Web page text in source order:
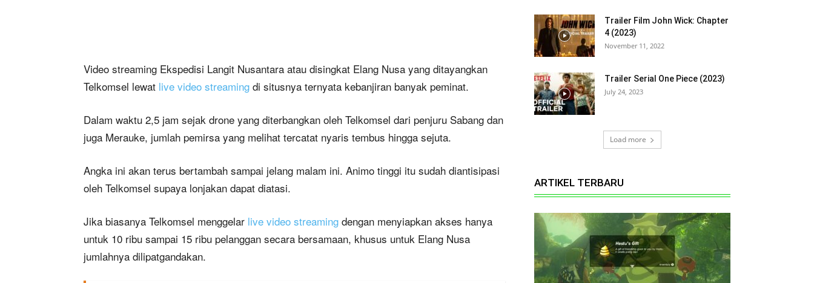
Video streaming Ekspedisi Langit Nusantara atau disingkat Elang Nusa yang ditayangkan
Telkomsel lewat live video streaming di situsnya ternyata kebanjiran banyak peminat.
Dalam waktu 2,5 jam sejak drone yang diterbangkan oleh Telkomsel dari penjuru Sabang dan
juga Merauke, jumlah pemirsa yang melihat tercatat nyaris tembus hingga sejuta.
Angka ini akan terus bertambah sampai jelang malam ini. Animo tinggi itu sudah diantisipasi
oleh Telkomsel supaya lonjakan dapat diatasi.
Jika biasanya Telkomsel menggelar live video streaming dengan menyiapkan akses hanya
untuk 10 ribu sampai 15 ribu pelanggan secara bersamaan, khusus untuk Elang Nusa
jumlahnya dilipatgandakan.
Trailer Film John Wick: Chapter
4 (2023)
November 11, 2022
Trailer Serial One Piece (2023)
July 24, 2023
Load more
ARTIKEL TERBARU